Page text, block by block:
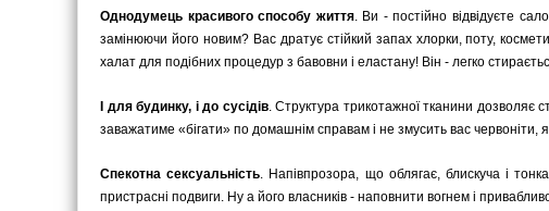
Однодумець красивого способу життя. Ви - постійно відвідуєте
замінюючи його новим? Вас дратує стійкий запах хлорки, поту,
халат для подібних процедур з бавовни і еластану! Він - легко
І для будинку, і до сусідів. Структура трикотажної тканини дозволяє
заважатиме «бігати» по домашнім справам і не змусить вас червоніти,
Спекотна сексуальність. Напівпрозора, що облягає, блискуча і
пристрасні подвиги. Ну а його власників - наповнити вогнем і